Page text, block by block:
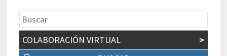
COLABORACIÓN VIRTUAL >